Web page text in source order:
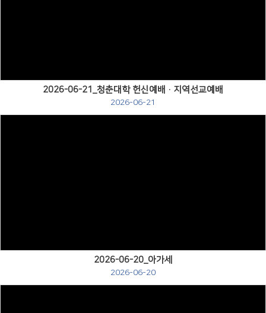
2026-06-21_청춘대학 헌신예배·지역선교예배
2026-06-21
2026-06-20_아가세
2026-06-20